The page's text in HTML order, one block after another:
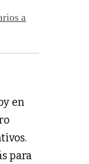
a
en
para